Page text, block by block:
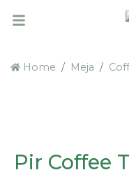
Home Meja
Pir Coffee